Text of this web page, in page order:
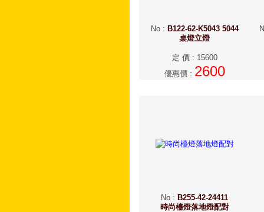
No: B122-62-K5043 5044
桌燈立燈
定 價: 15600
優惠價: 2600
No : B255-42-24411
時尚檯燈落地燈配對